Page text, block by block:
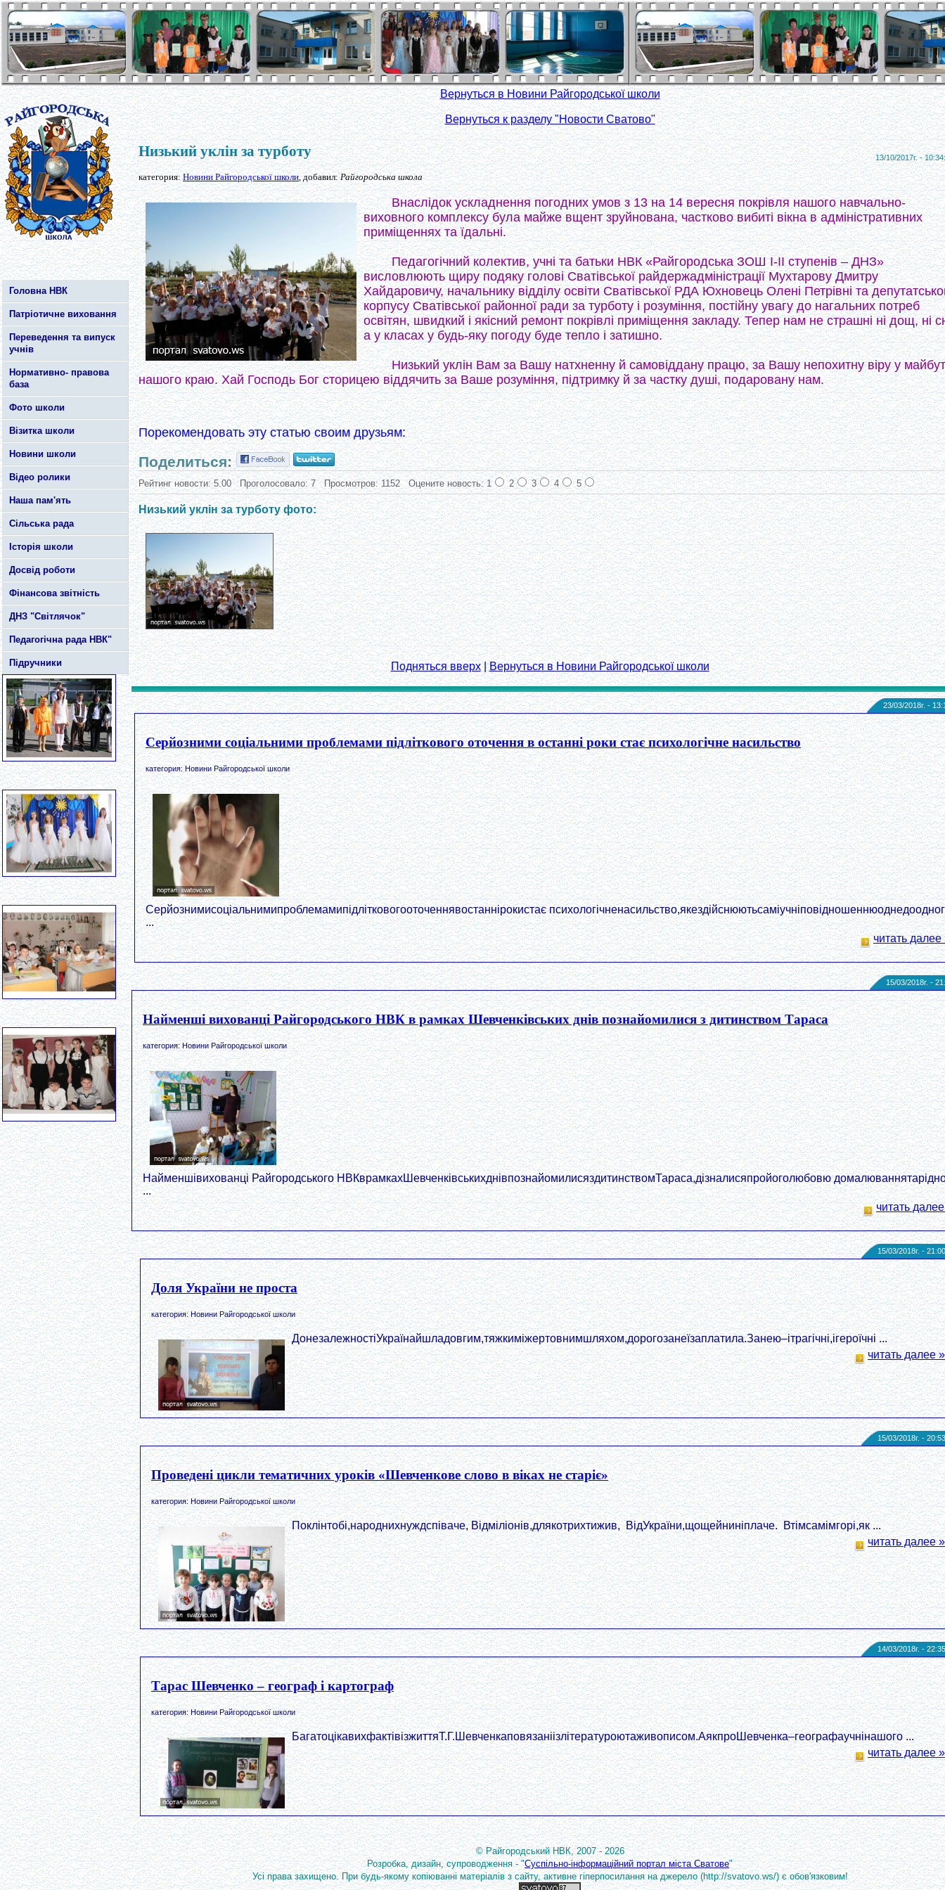
Головна НВК
Патріотичне виховання
Переведення та випуск
учнів
Нормативно- правова
база
Фото школи
Візитка школи
Новини школи
Відео ролики
Наша пам'ять
Сільська рада
Історія школи
Досвід роботи
Фінансова звітність
ДНЗ "Світлячок"
Педагогічна рада НВК"
Підручники
Вернуться в Новини Райгородської школи
Вернуться к разделу "Новости Сватово"
Низький уклін за турботу
категория:Новини Райгородської школи, добавил:Райгородська школа
13/10/2017г. -
Внаслідок ускладнення погодних умов з 13 на 14 вересня покрівля нашого навчально-
виховного комплексу була майже вщент зруйнована, частково вибиті вікна в адміністративних
приміщеннях та їдальні.
Педагогічний колектив, учні та батьки НВК «Райгородська ЗОШ І-ІІ ступенів – ДНЗ»
висловлюють щиру подяку голові Сватівської райдержадміністрації Мухтарову Дмитру
Хайдаровичу, начальнику відділу освіти Сватівської РДА Юхновець Олені Петрівні та
корпусу Сватівської районної ради за турботу і розуміння, постійну увагу до нагальних потреб
освітян, швидкий і якісний ремонт покрівлі приміщення закладу. Тепер нам не страшні ні дощ, ні
а у класах у будь-яку погоду буде тепло і затишно.
Низький уклін Вам за Вашу натхненну й самовіддану працю, за Вашу непохитну віру у
нашого краю. Хай Господь Бог сторицею віддячить за Ваше розуміння, підтримку й за частку душі, подаровану нам.
Порекомендовать эту статью своим друзьям:
Поделиться:
Рейтинг новости:5.00 Проголосовало:7 Просмотров: 1152 Оцените новость: 1 2 3 4 5
Низький уклін за турботу фото:
Подняться вверх|Вернуться в Новини Райгородської школи
23/03/2018г. -
Серйозними соціальними проблемами підліткового оточення в останні роки стає психологічне насильство
категория: Новини Райгородської школи
Серйознимисоціальнимипроблемамипідлітковогооточеннявостаннірокистає
...
читать далее
15/03/2018г. -
Найменші вихованці Райгородського НВК в рамках Шевченківських днів познайомилися з дитинством Тараса
категория: Новини Райгородської школи
Найменшівихованці Райгородського НВКврамкахШевченківськихднівпознайомилисяздитинствомТараса,дізналисяпройоголюбовю
...
читать
15/03/2018г. -
Доля України не проста
категория: Новини Райгородської школи
ДонезалежностіУкраїнайшладовгим,тяжкиміжертовнимшляхом,дорогозанеїзаплатила.Занею–ітрагічні,ігероїчні ...
читать далее »
15/03/2018г. -
Проведені цикли тематичних уроків «Шевченкове слово в віках не старіє»
категория: Новини Райгородської школи
Поклінтобі,народнихнуждспіваче, Відміліонів,длякотрихтижив, ВідУкраїни,щощейниніплаче. Втімсамімгорі,як ...
читать далее »
14/03/2018г. -
Тарас Шевченко – географ і картограф
категория: Новини Райгородської школи
БагатоцікавихфактівізжиттяТ.Г.Шевченкаповязаніізлітературоютаживописом.АякпроШевченка–географаучнінашого ...
читать далее »
© Райгородський НВК, 2007 - 2026
Розробка, дизайн, супроводження - "Суспільно-інформаційний портал міста Сватове"
Усі права захищено. При будь-якому копіюванні матеріалів з сайту, активне гіперпосилання на джерело (http://svatovo.ws/) є обов'язковим!